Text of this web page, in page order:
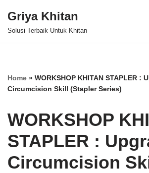
Lompat
Griya Khitan
Solusi Terbaik Untuk Khitan
Home » WORKSHOP KHITAN STAPLER :
Circumcision Skill (Stapler Series)
WORKSHOP
STAPLER :
Circumcision